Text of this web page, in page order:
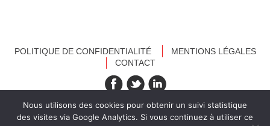
POLITIQUE DE CONFIDENTIALITÉ
MENTIONS LÉGALES
CONTACT
recevez nos newsletters
Nous utilisons des cookies pour obtenir un suivi statistique
des visites via Google Analytics. Si vous continuez à utiliser ce